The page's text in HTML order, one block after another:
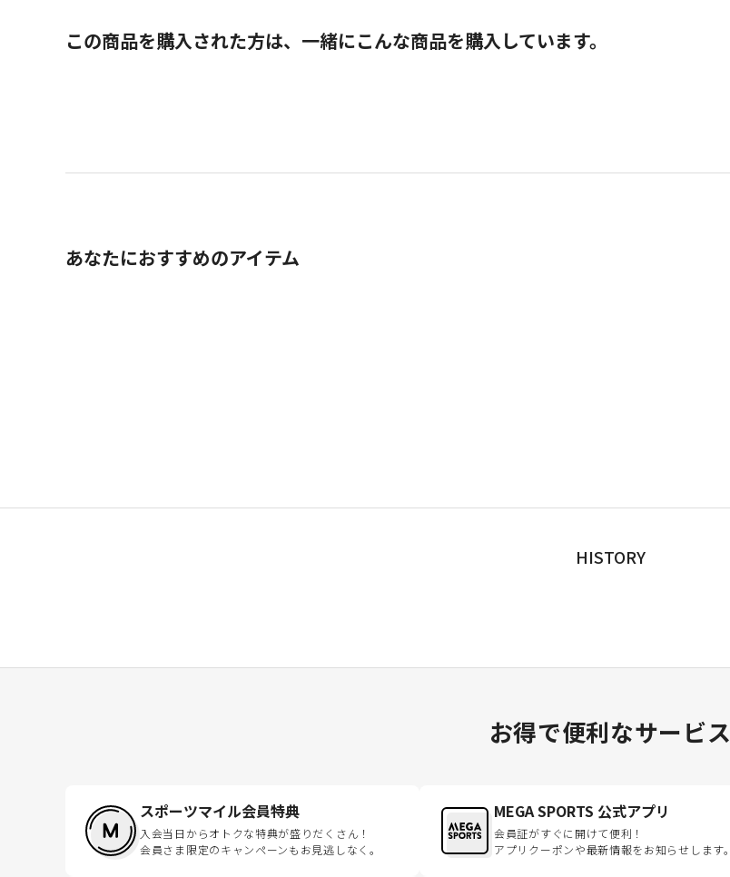
この商品を購入された方は、一緒にこんな商品を購入しています。
あなたにおすすめのアイテム
HISTORY
お得で便利なサービス
スポーツマイル会員特典
入会当日からオトクな特典が盛りだくさん！
会員さま限定のキャンペーンもお見逃しなく。
MEGA SPORTS 公式アプリ
会員証がすぐに開けて便利！
アプリクーポンや最新情報をお知らせします。